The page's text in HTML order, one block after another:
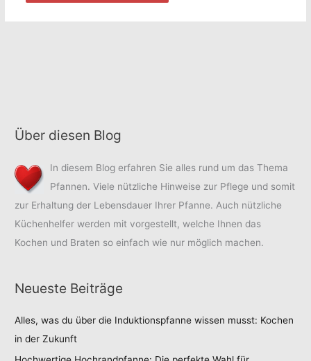
Über diesen Blog
In diesem Blog erfahren Sie alles rund um das Thema
Pfannen. Viele nützliche Hinweise zur Pflege und somit
zur Erhaltung der Lebensdauer Ihrer Pfanne. Auch nützliche
Küchenhelfer werden mit vorgestellt, welche Ihnen das
Kochen und Braten so einfach wie nur möglich machen.
Neueste Beiträge
Alles, was du über die Induktionspfanne wissen musst: Kochen
in der Zukunft